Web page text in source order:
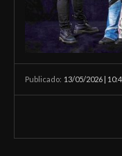
Publicado: 13/05/2026 |